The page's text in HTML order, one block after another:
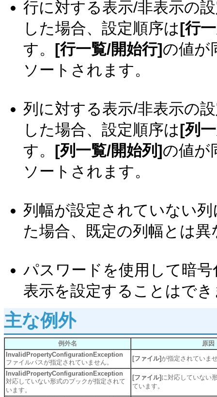
行に対する表示/非表示の
した場合、設定順序は[行
す。 [行一覧/開始行]の値が
ソートされます。
列に対する表示/非表示の
した場合、設定順序は[列
す。 [列一覧/開始列]の値が
ソートされます。
列幅が設定されていない
た場合、既定の列幅とは
パスワードを使用して暗
表示を設定することはで
主な例外
例外名
原因
InvalidPropertyConfigurationException
ファイルパスが指定されていません。
[ファイル] が指定されていま
InvalidPropertyConfigurationException
対応していない形式のブックが指定されて
います。
[ファイル] に対応していない
ています。